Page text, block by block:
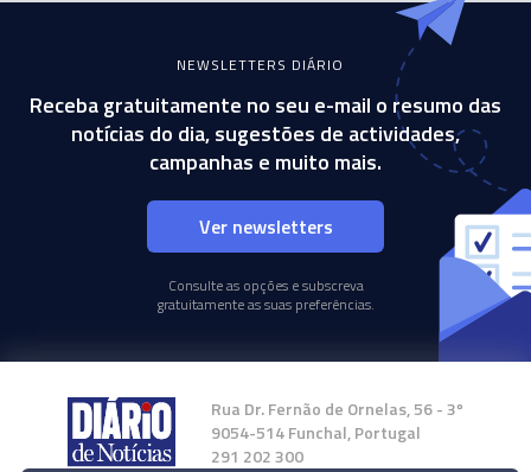
NEWSLETTERS DIÁRIO
Receba gratuitamente no seu e-mail o resumo das
notícias do dia, sugestões de actividades,
campanhas e muito mais.
Ver newsletters
Consulte as opções e subscreva
gratuitamente as suas preferências.
Rua Dr. Fernão de Ornelas, 56 - 3º
9054-514 Funchal, Portugal
291 202 300